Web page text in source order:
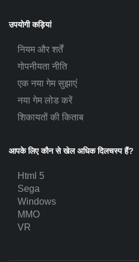
उपयोगी कड़ियां
नियम और शर्तें
गोपनीयता नीति
एक नया गेम सुझाएं
नया गेम लोड करें
शिकायतों की किताब
आपके लिए कौन से खेल अधिक दिलचस्प हैं?
Html 5
Sega
Windows
MMO
VR